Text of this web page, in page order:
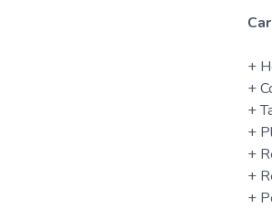
+
+
+
+
+
+
+